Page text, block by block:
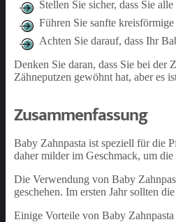
Stellen Sie sicher, dass Sie
Führen Sie sanfte
Achten Sie darauf, dass Ihr
Denken Sie daran, dass Sie bei der
Zähneputzen gewöhnt hat, aber es
Zusammenfassung
Baby Zahnpasta ist speziell für die
daher milder im Geschmack, um
Die Verwendung von Baby
geschehen. Im ersten Jahr sollten
Einige Vorteile von Baby Zahnpasta